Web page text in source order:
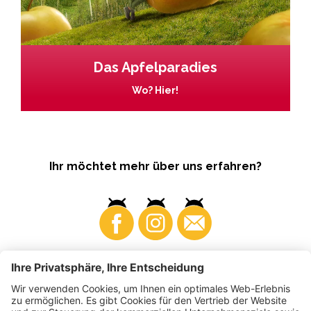
Das Apfelparadies
Wo? Hier!
Ihr möchtet mehr über uns erfahren?
Business Produzenten